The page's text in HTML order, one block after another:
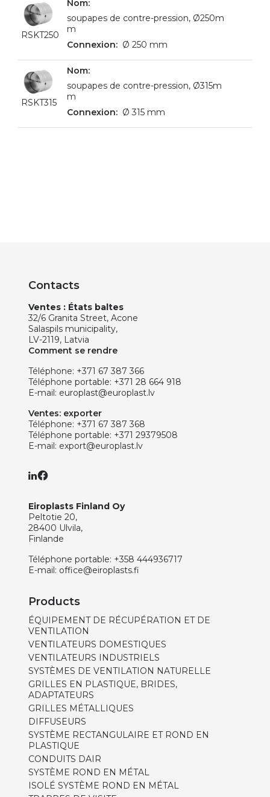
RSKT250
soupapes de contre-pression, Ø250m
m
Ø 250 mm
RSKT315
soupapes de contre-pression, Ø315m
m
Ø 315 mm
Contacts
Ventes : États baltes
32/6 Granita Street, Acone
Salaspils municipality,
LV-2119, Latvia
Comment se rendre
Téléphone: +371 67 387 366
Téléphone portable: +371 28 664 918
E-mail: europlast@europlast.lv
Ventes: exporter
Téléphone: +371 67 387 368
Téléphone portable: +371 29379508
E-mail: export@europlast.lv
Eiroplasts Finland Oy
Peltotie 20,
28400 Ulvila,
Finlande
Téléphone portable: +358 444936717
E-mail: office@eiroplasts.fi
Products
ÉQUIPEMENT DE RÉCUPÉRATION ET DE
VENTILATION
VENTILATEURS DOMESTIQUES
VENTILATEURS INDUSTRIELS
SYSTÈMES DE VENTILATION NATURELLE
GRILLES EN PLASTIQUE, BRIDES,
ADAPTATEURS
GRILLES MÉTALLIQUES
DIFFUSEURS
SYSTÈME RECTANGULAIRE ET ROND EN
PLASTIQUE
CONDUITS DAIR
SYSTÈME ROND EN MÉTAL
ISOLÉ SYSTÈME ROND EN MÉTAL